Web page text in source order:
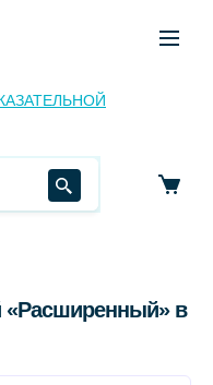
«Расширенный» в